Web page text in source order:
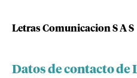
Letras Comunicacion S A S
Datos de contacto